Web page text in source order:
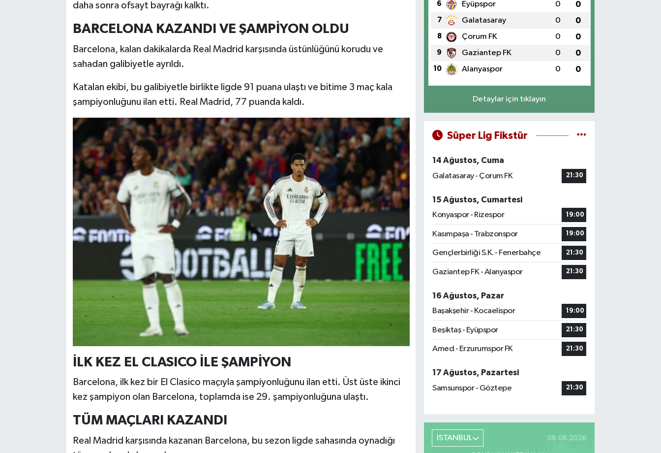
daha sonra ofsayt bayrağı kalktı.
BARCELONA KAZANDI VE ŞAMPİYON OLDU
Barcelona, kalan dakikalarda Real Madrid karşısında üstünlüğünü korudu ve
sahadan galibiyetle ayrıldı.
Katalan ekibi, bu galibiyetle birlikte ligde 91 puana ulaştı ve bitime 3 maç kala
şampiyonluğunu ilan etti. Real Madrid, 77 puanda kaldı.
İLK KEZ EL CLASICO İLE ŞAMPİYON
Barcelona, ilk kez bir El Clasico maçıyla şampiyonluğunu ilan etti. Üst üste ikinci
kez şampiyon olan Barcelona, toplamda ise 29. şampiyonluğuna ulaştı.
TÜM MAÇLARI KAZANDI
Real Madrid karşısında kazanan Barcelona, bu sezon ligde sahasında oynadığı
6 Eyüpspor 0 0
7 Galatasaray 0 0
8 Çorum FK 0 0
9 Gaziantep FK 0 0
10 Alanyaspor 0 0
Detaylar için tıklayın
Süper Lig Fikstür
14 Ağustos, Cuma
Galatasaray - Çorum FK
21:30
15 Ağustos, Cumartesi
Konyaspor - Rizespor
19:00
Kasımpaşa - Trabzonspor 19:00
Gençlerbirliği S.K. - Fenerbahçe 21:30
Gaziantep FK - Alanyaspor 21:30
16 Ağustos, Pazar
Başakşehir - Kocaelispor
19:00
Beşiktaş - Eyüpspor 21:30
Amed - Erzurumspor FK 21:30
17 Ağustos, Pazartesi
Samsunspor - Göztepe
21:30
İSTANBUL 08.08.2026